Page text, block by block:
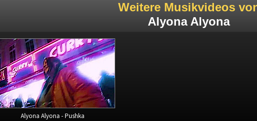
Weitere Musikvideos
Alyona Alyona
Alyona Alyona - Pushka